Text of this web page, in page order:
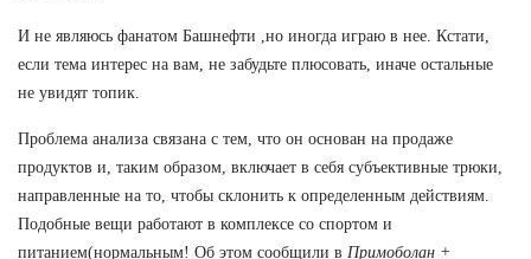
И не являюсь фанатом Башнефти ,но иногда играю в нее. Кстати,
если тема интерес на вам, не забудьте плюсовать, иначе остальные
не увидят топик.
Проблема анализа связана с тем, что он основан на продаже
продуктов и, таким образом, включает в себя субъективные трюки,
направленные на то, чтобы склонить к определенным действиям.
Подобные вещи работают в комплексе со спортом и
питанием(нормальным! Об этом сообщили в Примоболан +